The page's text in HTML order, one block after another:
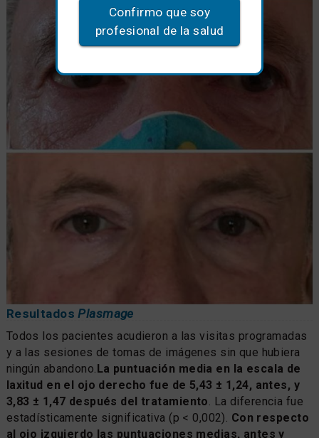
ResultadosPlasmage
Todos los pacientes acudieron a las visitas programadas
y a las sesiones de tomas de imágenes sin que hubiera
ningún abandono. La puntuación media en la escala de
laxitud en el ojo derecho fue de 5,43 ± 1,24, antes, y
3,83 ± 1,47 después del tratamiento. La diferencia fue
estadísticamente significativa (p < 0,002). Con respecto
al ojo izquierdo las puntuaciones medias, antes y
Confirmo que soy
profesional de la salud